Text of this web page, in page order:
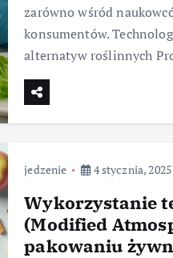
zarówno wśród
konsumentów.
alternatyw roślinnych
jedzenie 4 stycznia, 2025
Wykorzystanie
(Modified
pakowaniu